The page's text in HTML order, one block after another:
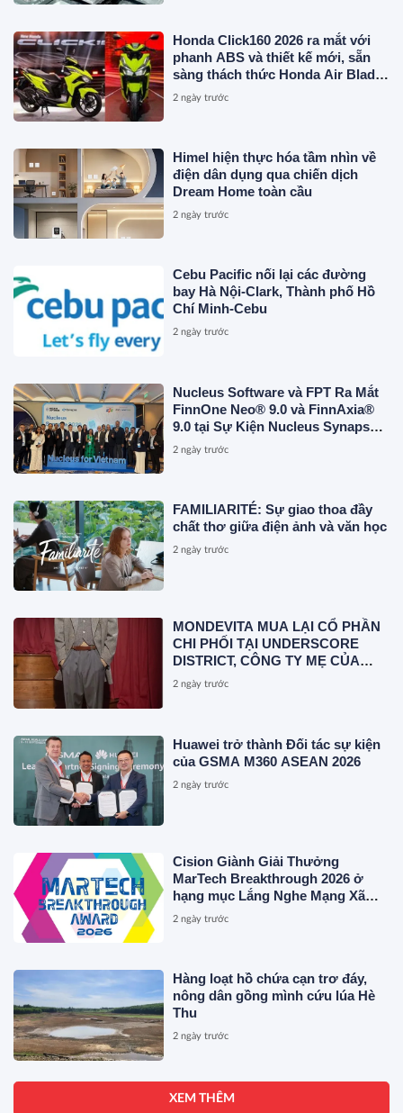
Honda Click160 2026 ra mắt với
phanh ABS và thiết kế mới, sẵn
sàng thách thức Honda Air Blade
và Yamaha NVX
2 ngày trước
Himel hiện thực hóa tầm nhìn về
điện dân dụng qua chiến dịch
Dream Home toàn cầu
2 ngày trước
Cebu Pacific nối lại các đường
bay Hà Nội-Clark, Thành phố Hồ
Chí Minh-Cebu
2 ngày trước
Nucleus Software và FPT Ra Mắt
FinnOne Neo® 9.0 và FinnAxia®
9.0 tại Sự Kiện Nucleus Synapse
Lần Đầu Tiên tại Việt Nam
2 ngày trước
FAMILIARITÉ: Sự giao thoa đầy
chất thơ giữa điện ảnh và văn học
2 ngày trước
MONDEVITA MUA LẠI CỔ PHẦN
CHI PHỐI TẠI UNDERSCORE
DISTRICT, CÔNG TY MẸ CỦA
MAGLIANO, ĐÁNH DẤU BƯỚC
2 ngày trước
Huawei trở thành Đối tác sự kiện
của GSMA M360 ASEAN 2026
2 ngày trước
Cision Giành Giải Thưởng
MarTech Breakthrough 2026 ở
hạng mục Lắng Nghe Mạng Xã
Hội, Phân Phối Thông Cáo Báo
2 ngày trước
Hàng loạt hồ chứa cạn trơ đáy,
nông dân gồng mình cứu lúa Hè
Thu
2 ngày trước
XEM THÊM